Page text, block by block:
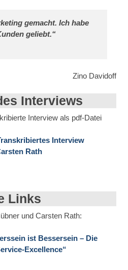
gemacht. Ich habe
geliebt.“
Zino Davidoff
Interviews
Interview als pdf-Datei
Interview
Rath
Links
und Carsten Rath:
ist Bessersein – Die
Excellence“